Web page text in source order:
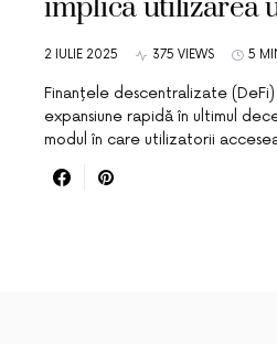
implică utilizarea
2 IULIE 2025 375 VIEWS 5
Finanțele descentralizate
expansiune rapidă în ultimul
modul în care utilizatorii